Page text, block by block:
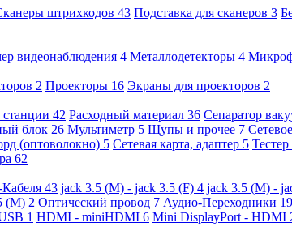
штрихкодов 43 Подставка для сканеров 3
видеонаблюдения 4 Металлодетекторы 4
2 Проекторы 16 Экраны для проекторов 2
42 Расходный материал 36 Сепаратор
блок 26 Мультиметр 5 Щупы и прочее 7
(оптоволокно) 5 Сетевая карта, адаптер 5
62
43 jack 3.5 (M) - jack 3.5 (F) 4 jack 3.5 (M) -
(M) 2 Оптический провод 7 Аудио-Переходники 19
1 HDMI - miniHDMI 6 Mini DisplayPort - HDMI